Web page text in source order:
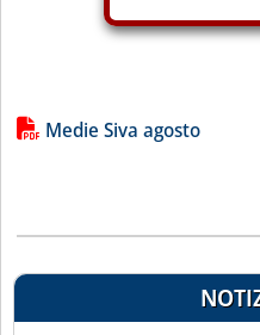
Lista allegati PDF alla
Medie Siva agosto